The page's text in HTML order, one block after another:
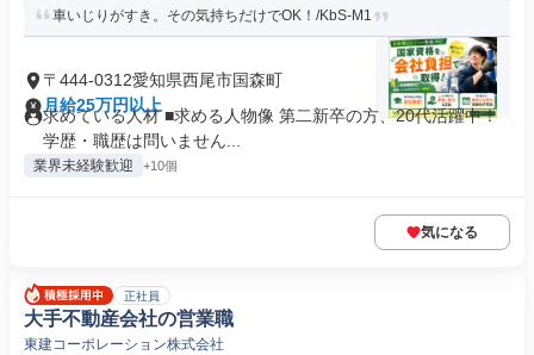
車いじりがすき。その気持ちだけでOK！/KbS-M1
〒444-0312愛知県西尾市国森町
月給25万円以上
求めている人材 ■求める人物像 第二新卒の方、20代活躍中！
学歴・職歴は問いません...
業界未経験歓迎 +10個
気になる
正社員
大手不動産会社の営業職
東建コーポレーション株式会社